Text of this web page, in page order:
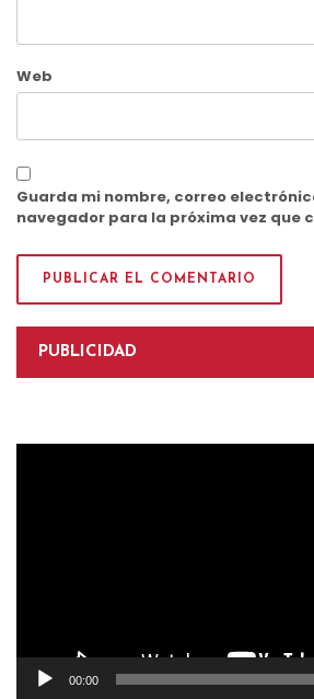
Web
Guarda mi nombre, correo
navegador para la próxima vez que
PUBLICIDAD
00:00